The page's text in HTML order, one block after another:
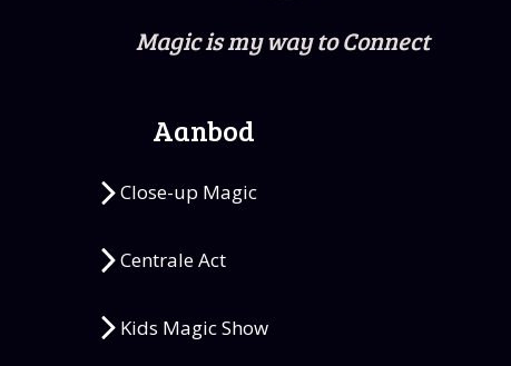
Magic is my way to Connect
Aanbod
Close-up Magic
Centrale Act
Kids Magic Show